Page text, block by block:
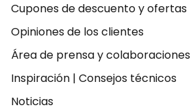
Cupones de descuento y ofertas
Opiniones de los clientes
Área de prensa y colaboraciones
Inspiración | Consejos técnicos
Noticias